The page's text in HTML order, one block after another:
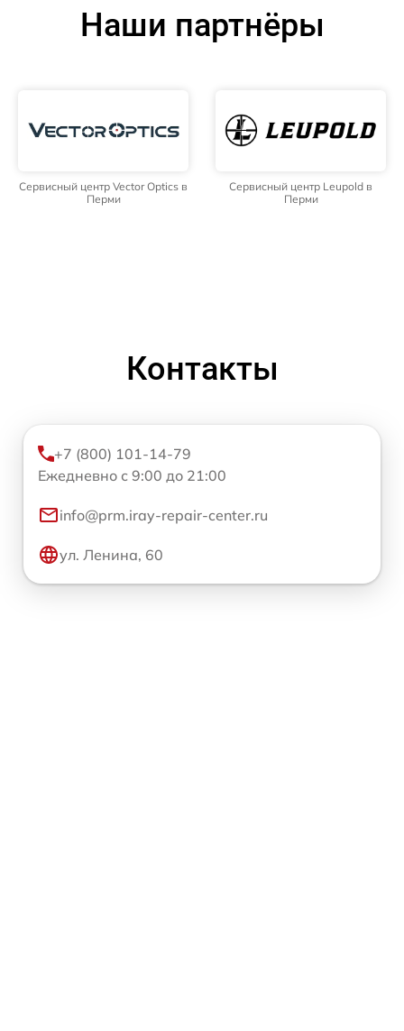
Наши партнёры
Сервисный центр Vector Optics в
Перми
Сервисный центр Leupold в
Перми
Контакты
+7 (800) 101-14-79
Ежедневно с 9:00 до 21:00
info@prm.iray-repair-center.ru
ул. Ленина, 60